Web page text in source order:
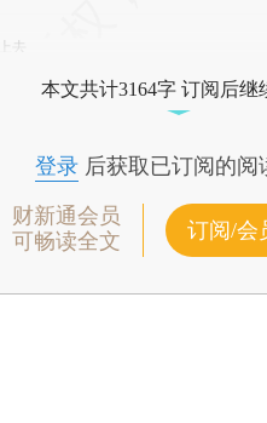
去
本文共计3164字 订阅后继
登录后获取已订阅的阅
财新通会员
可畅读全文
订阅/会